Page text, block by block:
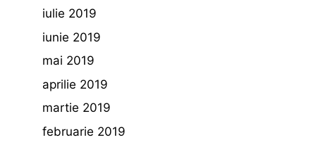
iulie 2019
iunie 2019
mai 2019
aprilie 2019
martie 2019
februarie 2019